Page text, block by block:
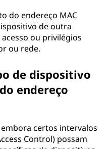
do endereço MAC
de outra
ou privilégios
ou rede.
de dispositivo
endereço
certos intervalos
Control) possam